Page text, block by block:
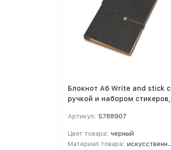
Блокнот А6 Write and stick с
ручкой и набором стикеров,
Артикул: S788907
Цвет товара: черный
Материал товара: искусственная кожа, переработанный картон, пластик, бумага